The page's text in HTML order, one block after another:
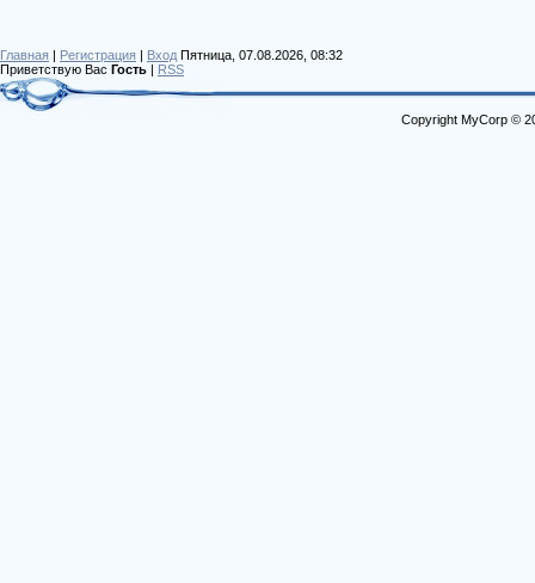
Главная | Регистрация | Вход Пятница, 07.08.2026, 08:32
Приветствую Вас Гость | RSS
Copyright MyCorp ©